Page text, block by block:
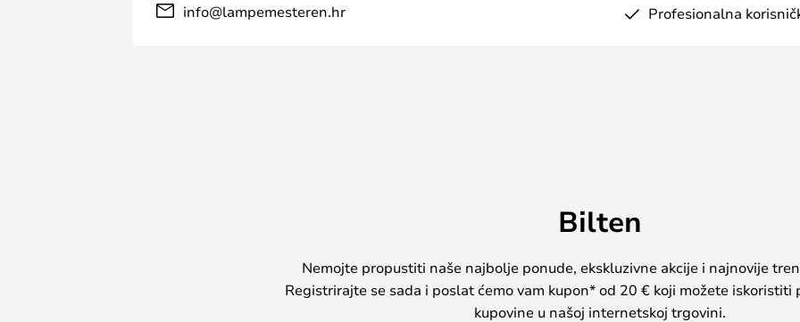
info@lampemesteren.hr
Profesionalna
Bilten
Nemojte propustiti naše najbolje ponude, ekskluzivne akcije i najnovije
Registrirajte se sada i poslat ćemo vam kupon* od 20 € koji možete iskoristiti
kupovine u našoj internetskoj trgovini.